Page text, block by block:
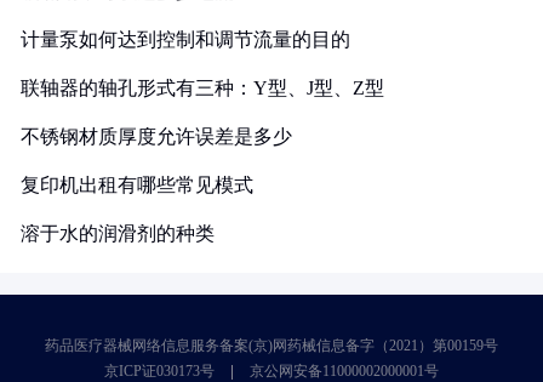
计量泵如何达到控制和调节流量的目的
联轴器的轴孔形式有三种：Y型、J型、Z型
不锈钢材质厚度允许误差是多少
复印机出租有哪些常见模式
溶于水的润滑剂的种类
药品医疗器械网络信息服务备案(京)网药械信息备字（2021）第00159号
京ICP证030173号
京公网安备11000002000001号